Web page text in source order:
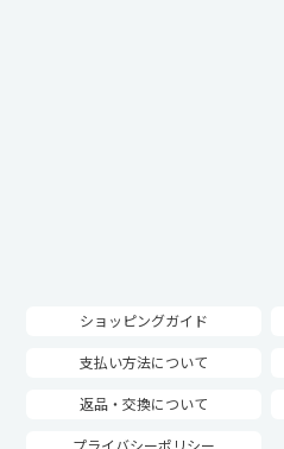
ショッピングガイド
支払い方法について
返品・交換について